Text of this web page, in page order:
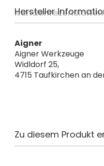
Kundenrezensionen
Hersteller
Aigner
Aigner Werkzeuge
Widldorf 25,
4715 Taufkirchen an
Zu diesem Produkt